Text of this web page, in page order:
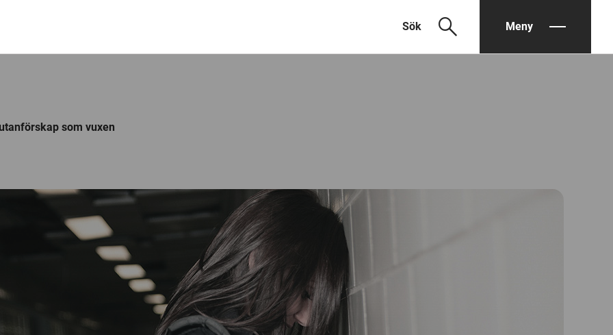
Sök search Meny
som vuxen